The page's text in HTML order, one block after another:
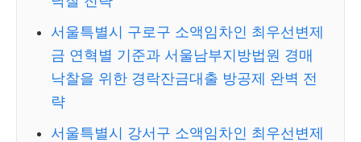
서울특별시 구로구 소액임차인 최우선변제
금 연혁별 기준과 서울남부지방법원 경매
낙찰을 위한 경락잔금대출 방공제 완벽 전
략
서울특별시 강서구 소액임차인 최우선변제